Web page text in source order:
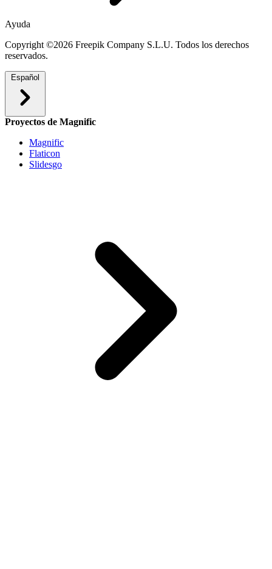
Ayuda
Copyright ©2026 Freepik Company S.L.U. Todos los derechos
reservados.
Español
Proyectos de Magnific
Magnific
Flaticon
Slidesgo